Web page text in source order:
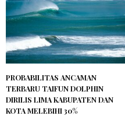
PROBABILITAS ANCAMAN
TERBARU TAIFUN DOLPHIN
DIRILIS LIMA KABUPATEN DAN
KOTA MELEBIHI 30%